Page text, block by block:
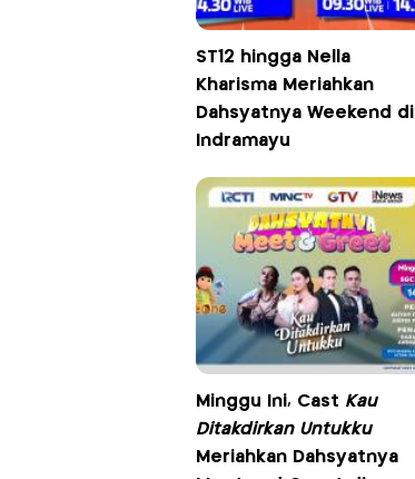
ST12 hingga Nella
Kharisma Meriahkan
Dahsyatnya Weekend di
Indramayu
Minggu Ini, Cast Kau
Ditakdirkan Untukku
Meriahkan Dahsyatnya